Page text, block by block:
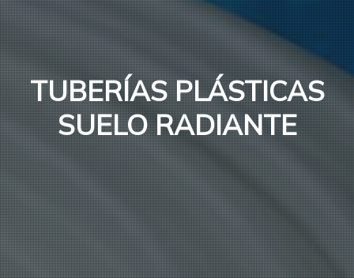
TUBERÍAS PLÁSTICAS
SUELO RADIANTE